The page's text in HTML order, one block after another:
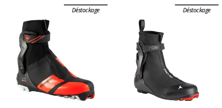
Déstockage Déstockage